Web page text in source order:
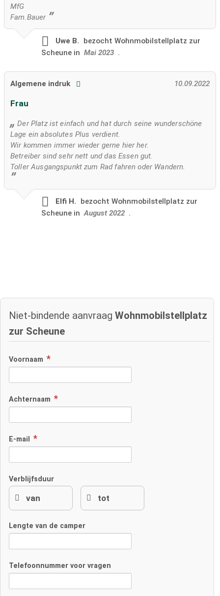
MfG
Fam.Bauer
Uwe B. bezocht Wohnmobilstellplatz zur
Scheune in Mai 2023 .
Algemene indruk 10.09.2022
Frau
Der Platz ist einfach und hat durch seine wunderschöne
Lage ein absolutes Plus verdient.
Wir kommen immer wieder gerne hier her.
Betreiber sind sehr nett und das Essen gut.
Toller Ausgangspunkt zum Rad fahren oder Wandern.
Elfi H. bezocht Wohnmobilstellplatz zur
Scheune in August 2022 .
Niet-bindende aanvraag Wohnmobilstellplatz
zur Scheune
Voornaam
Achternaam
E-mail
Verblijfsduur
Lengte van de camper
Telefoonnummer voor vragen